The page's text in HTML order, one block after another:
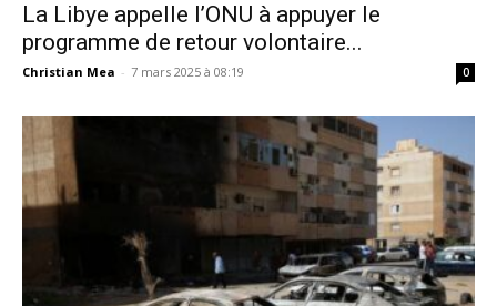
La Libye appelle l’ONU à appuyer le
programme de retour volontaire...
Christian Mea - 7 mars 2025 à 08:19 0